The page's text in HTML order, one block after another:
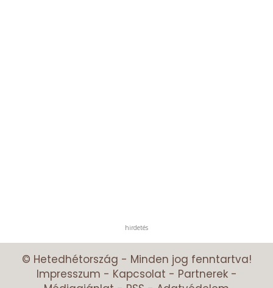
hirdetés
© Hetedhétország - Minden jog fenntartva!
Impresszum - Kapcsolat - Partnerek-